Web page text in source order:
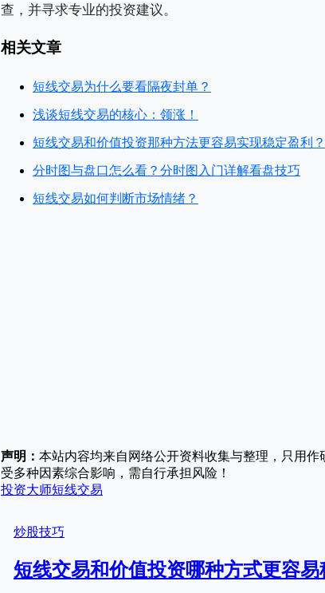
查，并寻求专业的投资建议。
相关文章
短线交易为什么要看隔夜封单？
浅谈短线交易的核心：领涨！
短线交易和价值投资那种方法更容易实现稳定盈利？
分时图与盘口怎么看？分时图入门详解看盘技巧
短线交易如何判断市场情绪？
声明： 本站内容均来自网络公开资料收集与整理，只用
受多种因素综合影响，需自行承担风险！
投资大师短线交易
炒股技巧
短线交易和价值投资哪种方式更容易